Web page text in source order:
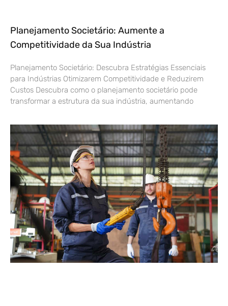
Planejamento Societário: Aumente a
Competitividade da Sua Indústria
Planejamento Societário: Descubra Estratégias Essenciais
para Indústrias Otimizarem Competitividade e Reduzirem
Custos Descubra como o planejamento societário pode
transformar a estrutura da sua indústria, aumentando